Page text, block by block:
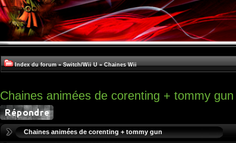
Index du forum » Switch/Wii U » Chaines Wii
Chaines animées de corenting + tommy gun
Chaines animées de corenting + tommy gun